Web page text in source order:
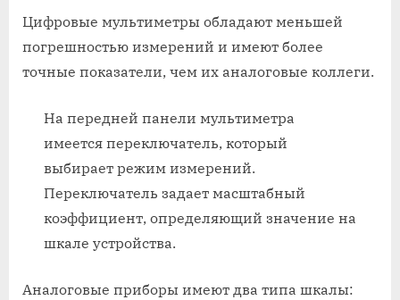
Цифровые мультиметры обладают меньшей
погрешностью измерений и имеют более
точные показатели, чем их аналоговые коллеги.
На передней панели мультиметра
имеется переключатель, который
выбирает режим измерений.
Переключатель задает масштабный
коэффициент, определяющий значение на
шкале устройства.
Аналоговые приборы имеют два типа шкалы: